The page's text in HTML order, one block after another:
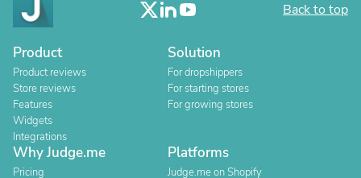
Back to top
Product
Product reviews
Store reviews
Features
Widgets
Integrations
Solution
For dropshippers
For starting stores
For growing stores
Why Judge.me
Pricing
Platforms
Judge.me on Shopify